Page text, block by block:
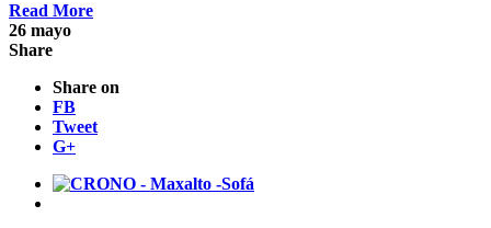
Read More
26 mayo
Share
Share on
FB
Tweet
G+